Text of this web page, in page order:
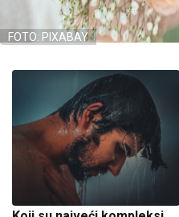
FOTO: PIXABAY